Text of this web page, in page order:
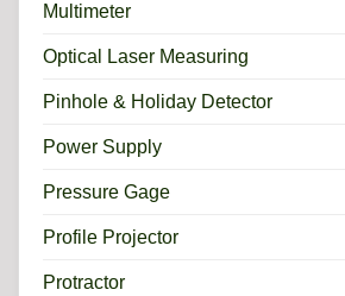
Multimeter
Optical Laser Measuring
Pinhole & Holiday Detector
Power Supply
Pressure Gage
Profile Projector
Protractor